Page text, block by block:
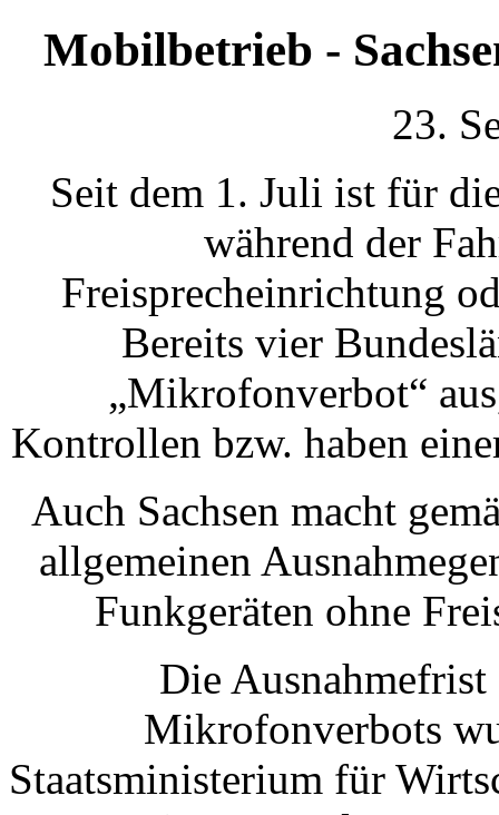
Mobilbetrieb -
23.
Seit dem 1. Juli ist für
während der
Freisprecheinrichtung
Bereits vier
„Mikrofonverbot“
Kontrollen bzw. haben
Auch Sachsen macht
allgemeinen
Funkgeräten ohne
Die
Mikrofonverbots
Staatsministerium für